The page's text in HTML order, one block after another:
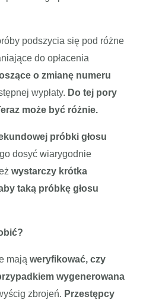
podszycia się pod różne
do opłacenia
o zmianę numeru
wypłaty. Do tej pory
może być różnie.
próbki głosu
dosyć wiarygodnie
wystarczy krótka
taką próbkę głosu
mają weryfikować, czy
wygenerowana
zbrojeń. Przestępcy